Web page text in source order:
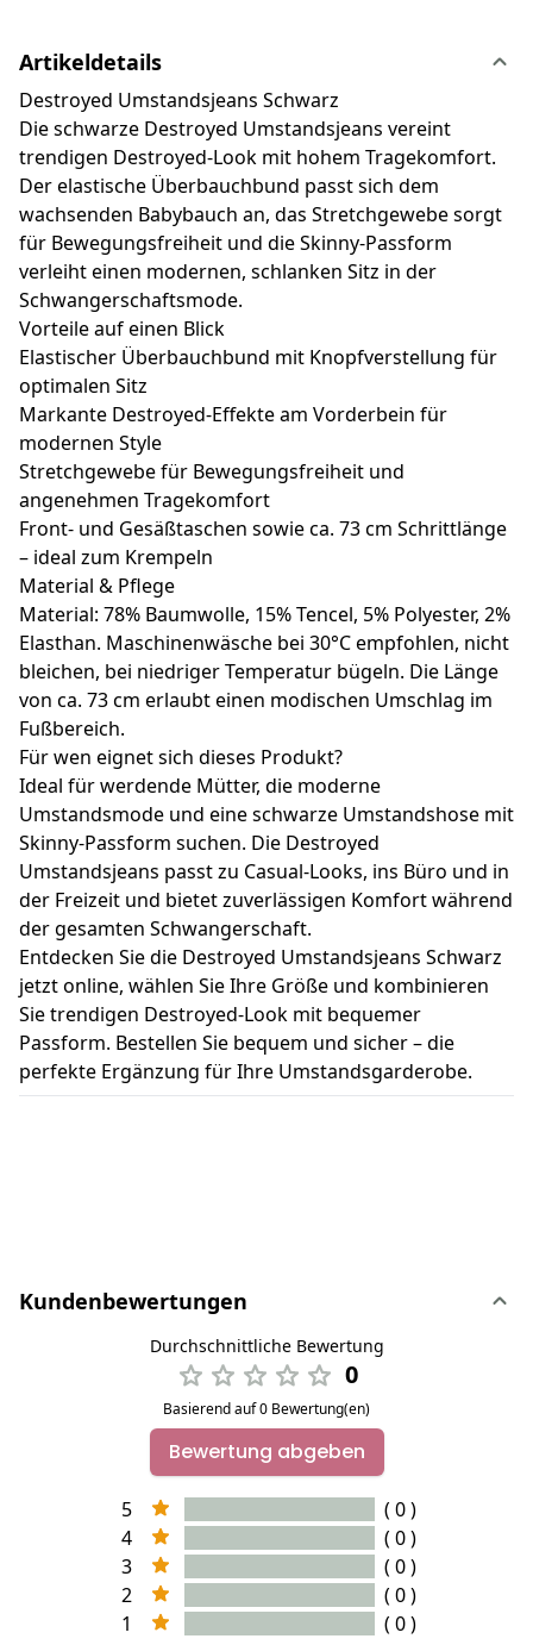
Artikeldetails
Destroyed Umstandsjeans Schwarz
Die schwarze Destroyed Umstandsjeans vereint
trendigen Destroyed-Look mit hohem Tragekomfort.
Der elastische Überbauchbund passt sich dem
wachsenden Babybauch an, das Stretchgewebe sorgt
für Bewegungsfreiheit und die Skinny-Passform
verleiht einen modernen, schlanken Sitz in der
Schwangerschaftsmode.
Vorteile auf einen Blick
Elastischer Überbauchbund mit Knopfverstellung für
optimalen Sitz
Markante Destroyed-Effekte am Vorderbein für
modernen Style
Stretchgewebe für Bewegungsfreiheit und
angenehmen Tragekomfort
Front- und Gesäßtaschen sowie ca. 73 cm Schrittlänge
– ideal zum Krempeln
Material & Pflege
Material: 78% Baumwolle, 15% Tencel, 5% Polyester, 2%
Elasthan. Maschinenwäsche bei 30°C empfohlen, nicht
bleichen, bei niedriger Temperatur bügeln. Die Länge
von ca. 73 cm erlaubt einen modischen Umschlag im
Fußbereich.
Für wen eignet sich dieses Produkt?
Ideal für werdende Mütter, die moderne
Umstandsmode und eine schwarze Umstandshose mit
Skinny-Passform suchen. Die Destroyed
Umstandsjeans passt zu Casual-Looks, ins Büro und in
der Freizeit und bietet zuverlässigen Komfort während
der gesamten Schwangerschaft.
Entdecken Sie die Destroyed Umstandsjeans Schwarz
jetzt online, wählen Sie Ihre Größe und kombinieren
Sie trendigen Destroyed-Look mit bequemer
Passform. Bestellen Sie bequem und sicher – die
perfekte Ergänzung für Ihre Umstandsgarderobe.
Kundenbewertungen
Durchschnittliche Bewertung
0
Basierend auf 0 Bewertung(en)
Bewertung abgeben
5
( 0 )
4
( 0 )
3
( 0 )
2
( 0 )
1
( 0 )